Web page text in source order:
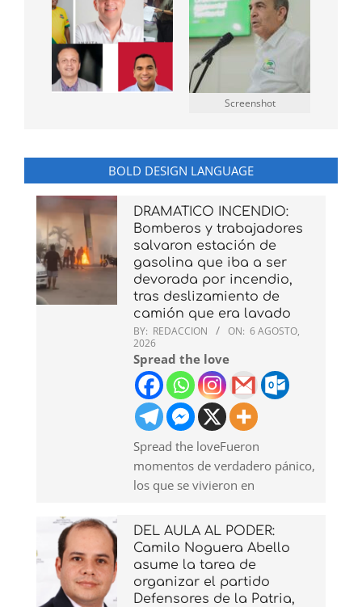
Screenshot
BOLD DESIGN LANGUAGE
DRAMATICO INCENDIO:
Bomberos y trabajadores
salvaron estación de
gasolina que iba a ser
devorada por incendio,
tras deslizamiento de
camión que era lavado
BY: REDACCION ON: 6 AGOSTO,
2026
Spread the love
Spread the loveFueron
momentos de verdadero pánico,
los que se vivieron en
DEL AULA AL PODER:
Camilo Noguera Abello
asume la tarea de
organizar el partido
Defensores de la Patria,